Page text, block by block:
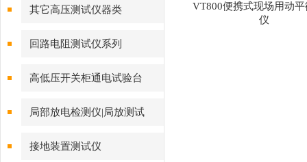
其它高压测试仪器类
回路电阻测试仪系列
高低压开关柜通电试验台
局部放电检测仪|局放测试
接地装置测试仪
VT800便携式现场用动平
仪